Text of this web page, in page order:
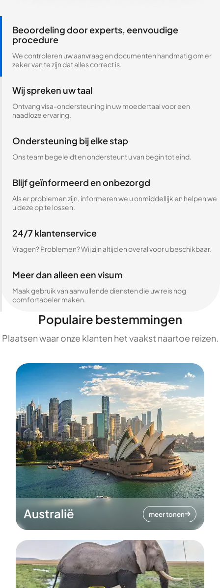
Beoordeling door experts, eenvoudige
procedure
We controleren uw aanvraag en documenten handmatig om er
zeker van te zijn dat alles correct is.
Wij spreken uw taal
Ontvang visa-ondersteuning in uw moedertaal voor een
naadloze ervaring.
Ondersteuning bij elke stap
Ons team begeleidt en ondersteunt u van begin tot eind.
Blijf geïnformeerd en onbezorgd
Als er problemen zijn, informeren we u onmiddellijk en helpen we
u deze op te lossen.
24/7 klantenservice
Vragen? Problemen? Wij zijn altijd en overal voor u beschikbaar.
Meer dan alleen een visum
Maak gebruik van aanvullende diensten die uw reis nog
comfortabeler maken.
Populaire bestemmingen
Plaatsen waar onze klanten het vaakst naartoe reizen.
Australië meer tonen